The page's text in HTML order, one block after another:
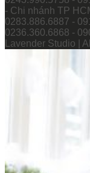
- Chi nhánh TP
0283.886.6887 -
0236.360.6868 -
Lavender Studio |